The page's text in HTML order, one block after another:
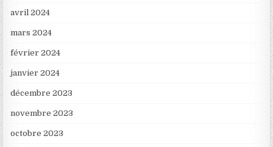
avril 2024
mars 2024
février 2024
janvier 2024
décembre 2023
novembre 2023
octobre 2023